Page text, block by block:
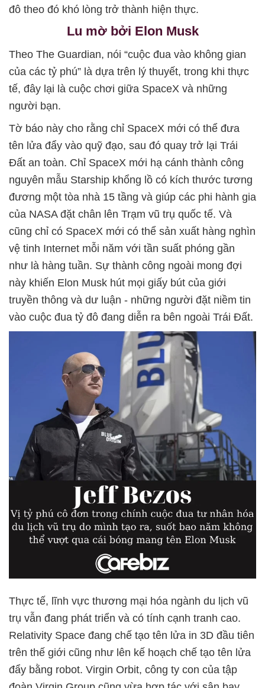
đô theo đó khó lòng trở thành hiện thực.
Lu mờ bởi Elon Musk
Theo The Guardian, nói “cuộc đua vào không gian
của các tỷ phú” là dựa trên lý thuyết, trong khi thực
tế, đây lại là cuộc chơi giữa SpaceX và những
người bạn.
Tờ báo này cho rằng chỉ SpaceX mới có thể đưa
tên lửa đẩy vào quỹ đạo, sau đó quay trở lại Trái
Đất an toàn. Chỉ SpaceX mới hạ cánh thành công
nguyên mẫu Starship khổng lồ có kích thước tương
đương một tòa nhà 15 tầng và giúp các phi hành gia
của NASA đặt chân lên Trạm vũ trụ quốc tế. Và
cũng chỉ có SpaceX mới có thể sản xuất hàng nghìn
vệ tinh Internet mỗi năm với tần suất phóng gần
như là hàng tuần. Sự thành công ngoài mong đợi
này khiến Elon Musk hút mọi giấy bút của giới
truyền thông và dư luận - những người đặt niềm tin
vào cuộc đua tỷ đô đang diễn ra bên ngoài Trái Đất.
Thực tế, lĩnh vực thương mại hóa ngành du lịch vũ
trụ vẫn đang phát triển và có tính cạnh tranh cao.
Relativity Space đang chế tạo tên lửa in 3D đầu tiên
trên thế giới cũng như lên kế hoạch chế tạo tên lửa
đẩy bằng robot. Virgin Orbit, công ty con của tập